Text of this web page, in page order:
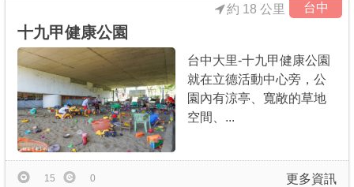
台中
十九甲健康公園
約 18 公里
台中大里-十九甲健康公園
就在立德活動中心旁，公
園內有涼亭、寬敞的草地
空間、...
更多資訊
15 0